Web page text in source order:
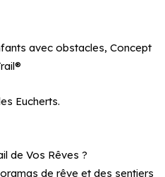
avec obstacles, Concept
Eucherts.
de Vos Rêves ?
de rêve et des sentiers